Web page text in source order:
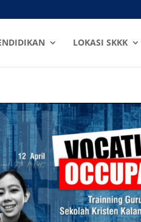
LOKASI SKKK